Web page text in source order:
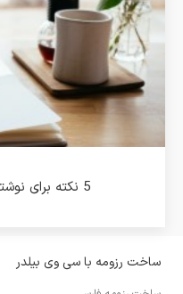
5 نکته برای نوشتن رزومه در سال 2023
ساخت رزومه با سی وی بیلدر